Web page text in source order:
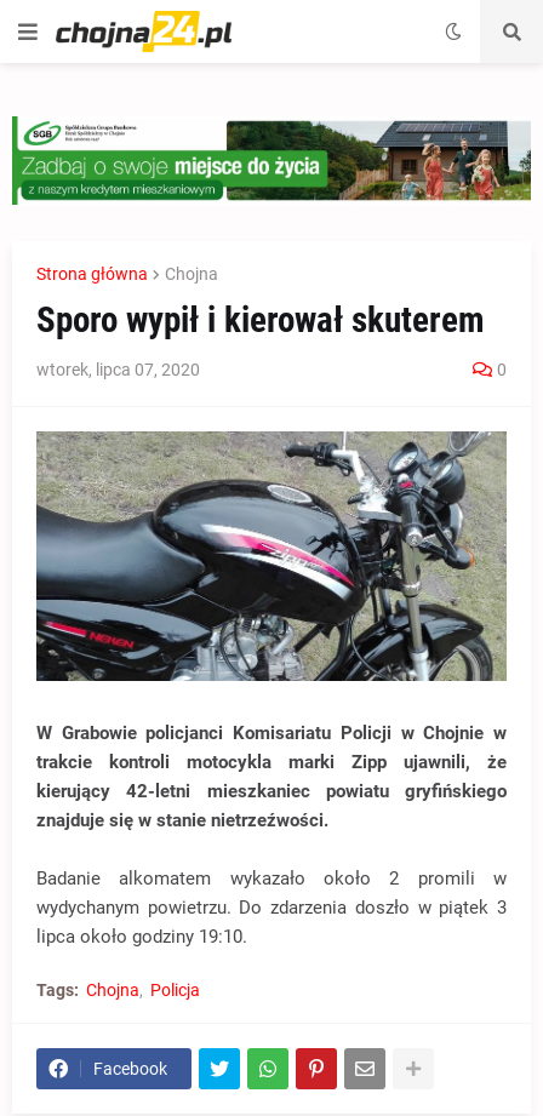
Strona główna Chojna
Sporo wypił i kierował skuterem
wtorek, lipca 07, 2020 0
W Grabowie policjanci Komisariatu Policji w Chojnie w
trakcie kontroli motocykla marki Zipp ujawnili, że
kierujący 42-letni mieszkaniec powiatu gryfińskiego
znajduje się w stanie nietrzeźwości.
Badanie alkomatem wykazało około 2 promili w
wydychanym powietrzu. Do zdarzenia doszło w piątek 3
lipca około godziny 19:10.
Tags: Chojna Policja
Facebook